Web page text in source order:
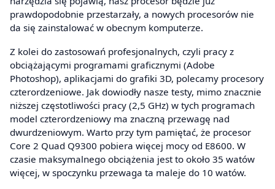
prawdopodobnie przestarzały, a nowych procesorów nie
da się zainstalować w obecnym komputerze.
Z kolei do zastosowań profesjonalnych, czyli pracy z
obciążającymi programami graficznymi (Adobe
Photoshop), aplikacjami do grafiki 3D, polecamy procesory
czterordzeniowe. Jak dowiodły nasze testy, mimo znacznie
niższej częstotliwości pracy (2,5 GHz) w tych programach
model czterordzeniowy ma znaczną przewagę nad
dwurdzeniowym. Warto przy tym pamiętać, że procesor
Core 2 Quad Q9300 pobiera więcej mocy od E8600. W
czasie maksymalnego obciążenia jest to około 35 watów
więcej, w spoczynku przewaga ta maleje do 10 watów.